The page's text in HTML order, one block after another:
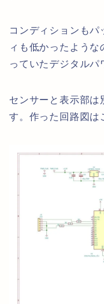
コンディションもパ
ィも低かったよう
っていたデジタルパ
センサーと表示部は
す。作った回路図は